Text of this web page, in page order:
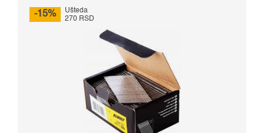
-15%
Ušteda
270 RSD